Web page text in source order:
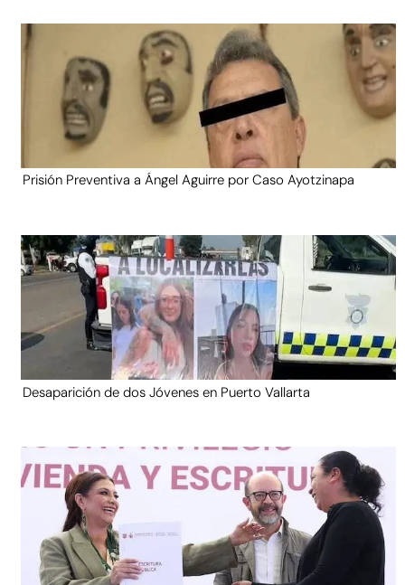
Prisión Preventiva a Ángel Aguirre por Caso Ayotzinapa
Desaparición de dos Jóvenes en Puerto Vallarta